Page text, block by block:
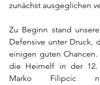
zunächst ausgeglichen
Zu Beginn stand
Defensive unter Druck,
einigen guten
die Heimelf in der 12.
Marko Filipcic